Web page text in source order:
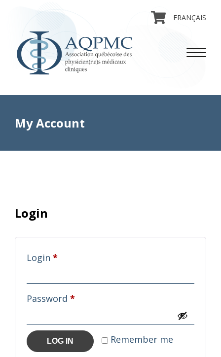
FRANÇAIS
My Account
Login
Login *Required
Password *Required
Remember me
LOG IN